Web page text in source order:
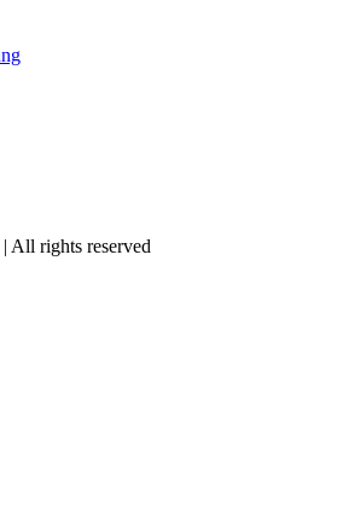
All rights reserved